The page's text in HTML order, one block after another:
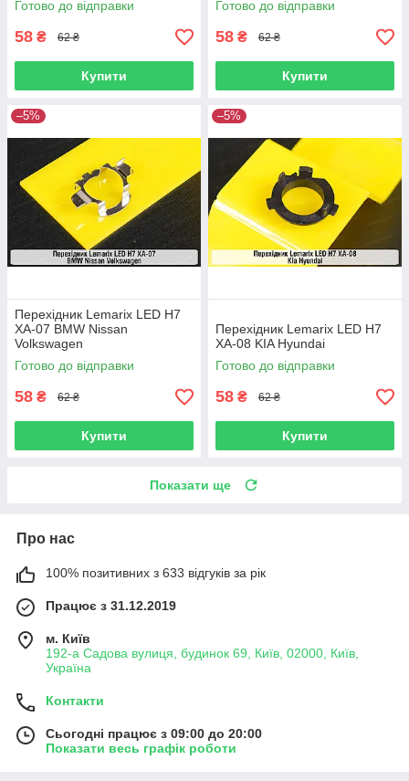
Готово до відправки
58 ₴ 62 ₴
Купити
Готово до відправки
58 ₴ 62 ₴
Купити
–5%
Перехідник Lemarix LED H7
XA-07 BMW Nissan
Volkswagen
Готово до відправки
58 ₴ 62 ₴
Купити
–5%
Перехідник Lemarix LED H7
XA-08 KIA Hyundai
Готово до відправки
58 ₴ 62 ₴
Купити
Показати ще
Про нас
100% позитивних з 633 відгуків за рік
Працює з 31.12.2019
м. Київ
192-а Садова вулиця, будинок 69, Київ, 02000, Київ,
Україна
Контакти
Сьогодні працює з 09:00 до 20:00
Показати весь графік роботи